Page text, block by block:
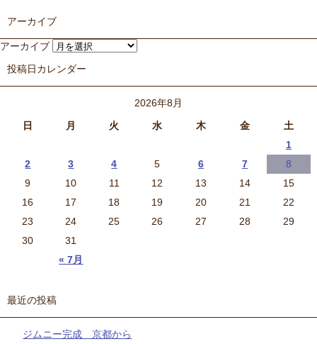
アーカイブ
アーカイブ
投稿日カレンダー
2026年8月
日
月 火 水 木 金 土
« 7月
1
2
3 4 5 6 7
8
9
10 11 12 13 14
15
16
17 18 19 20 21
22
23
24 25 26 27 28
29
30
31
最近の投稿
ジムニー完成 京都から